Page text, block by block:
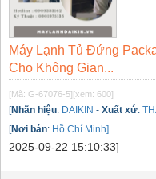
Máy Lạnh Tủ Đứng
Cho Không Gian...
[Mã: G-67076-5][xem: 600]
[Nhãn hiệu: DAIKIN - Xuất xứ:
[Nơi bán: Hồ Chí Minh]
2025-09-22 15:10:33]